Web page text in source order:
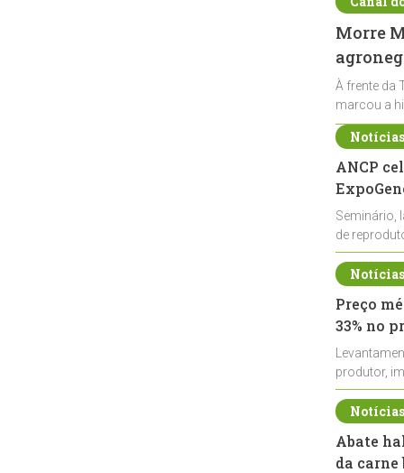
Morre
À frente da
marcou a
ANCP
Seminário,
de
durante a
Preço
33% no
produtor,
de leite cru
Abate
da